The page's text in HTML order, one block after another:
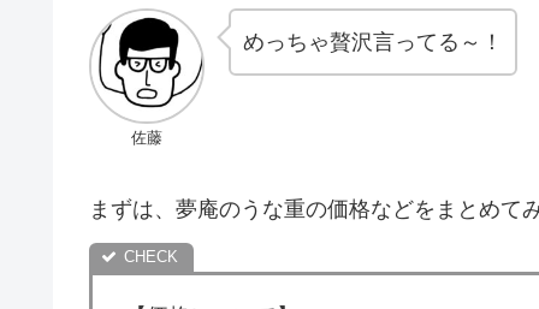
佐藤
めっちゃ贅沢言ってる～！
まずは、夢庵のうな重の価格などをまとめて